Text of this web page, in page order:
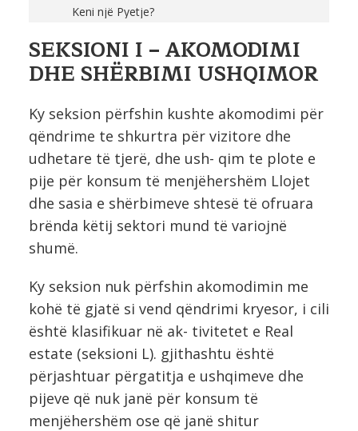
Keni një Pyetje?
SEKSIONI I – AKOMODIMI
DHE SHËRBIMI USHQIMOR
Ky seksion përfshin kushte akomodimi për
qëndrime te shkurtra për vizitore dhe
udhetare të tjerë, dhe ush- qim te plote e
pije për konsum të menjëhershëm Llojet
dhe sasia e shërbimeve shtesë të ofruara
brënda këtij sektori mund të variojnë
shumë.
Ky seksion nuk përfshin akomodimin me
kohë të gjatë si vend qëndrimi kryesor, i cili
është klasifikuar në ak- tivitetet e Real
estate (seksioni L). gjithashtu është
përjashtuar përgatitja e ushqimeve dhe
pijeve që nuk janë për konsum të
menjëhershëm ose që janë shitur